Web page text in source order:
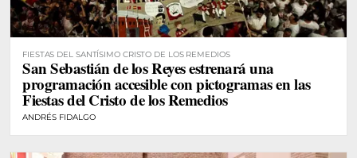
FIESTAS DEL SANTÍSIMO CRISTO DE LOS REMEDIOS
San Sebastián de los Reyes estrenará una
programación accesible con pictogramas en las
Fiestas del Cristo de los Remedios
ANDRÉS FIDALGO